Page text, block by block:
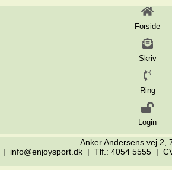
Forside
Skriv
Ring
Login
Anker Andersens vej 2,
| info@enjoysport.dk | Tlf.: 4054 5555 |